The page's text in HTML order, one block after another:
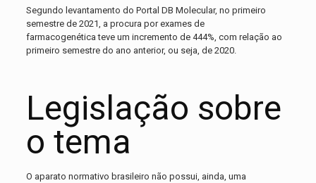
Segundo levantamento do Portal DB Molecular, no primeiro
semestre de 2021, a procura por exames de
farmacogenética teve um incremento de 444%, com relação ao
primeiro semestre do ano anterior, ou seja, de 2020.
Legislação sobre
o tema
O aparato normativo brasileiro não possui, ainda, uma